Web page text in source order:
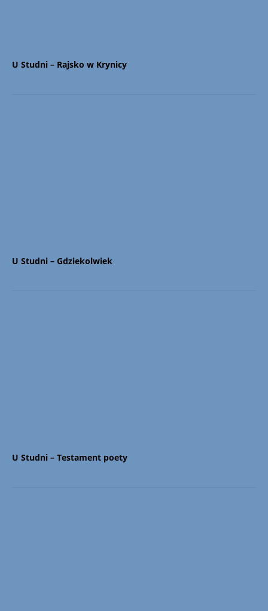
U Studni – Rajsko w Krynicy
U Studni – Gdziekolwiek
U Studni – Testament poety